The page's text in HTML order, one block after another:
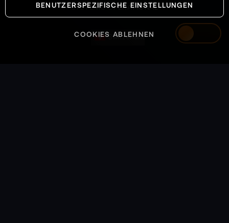
Switzerland
SYSTEMS OPERATIONAL
BENUTZERSPEZIFISCHE EINSTELLUNGEN
COOKIES ABLEHNEN